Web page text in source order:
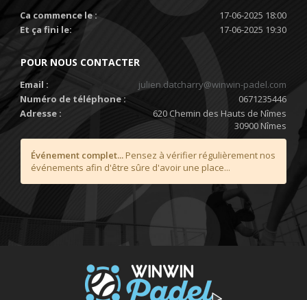
Ca commence le :
17-06-2025 18:00
Et ça fini le:
17-06-2025 19:30
POUR NOUS CONTACTER
Email :
julien.datcharry@winwin-padel.com
Numéro de téléphone :
0671235446
Adresse :
620 Chemin des Hauts de Nîmes
30900 Nîmes
Événement complet... Pensez à vérifier régulièrement nos
événements afin d'être sûre d'avoir une place...